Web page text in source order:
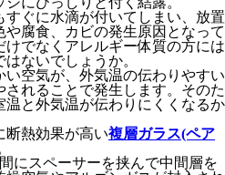
ぐに水滴が付いてしまい、放置
腐食、カビの発生原因となって
けでなくアレルギー体質の方には
ないでしょうか。
空気が、外気温の伝わりやすい
れることで発生します。そのた
と外気温が伝わりにくくなるか
断熱効果が高い複層ガラス(ペア
にスペーサーを挟んで中間層を